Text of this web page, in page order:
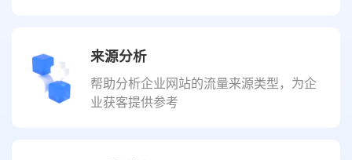
来源分析
帮助分析企业网站的流量来源类型，为企
业获客提供参考